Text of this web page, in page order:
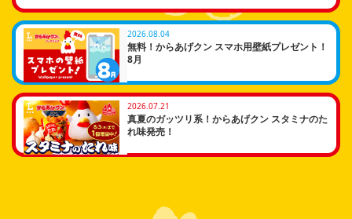
2026.08.04
無料！からあげクン スマホ用壁紙プレゼント！
8月
2026.07.21
真夏のガッツリ系！からあげクン スタミナのた
れ味発売！